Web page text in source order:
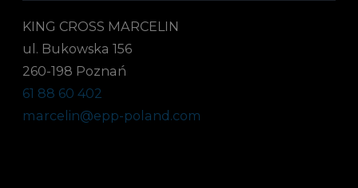
KING CROSS MARCELIN
ul. Bukowska 156
260-198 Poznań
61 88 60 402
marcelin@epp-poland.com